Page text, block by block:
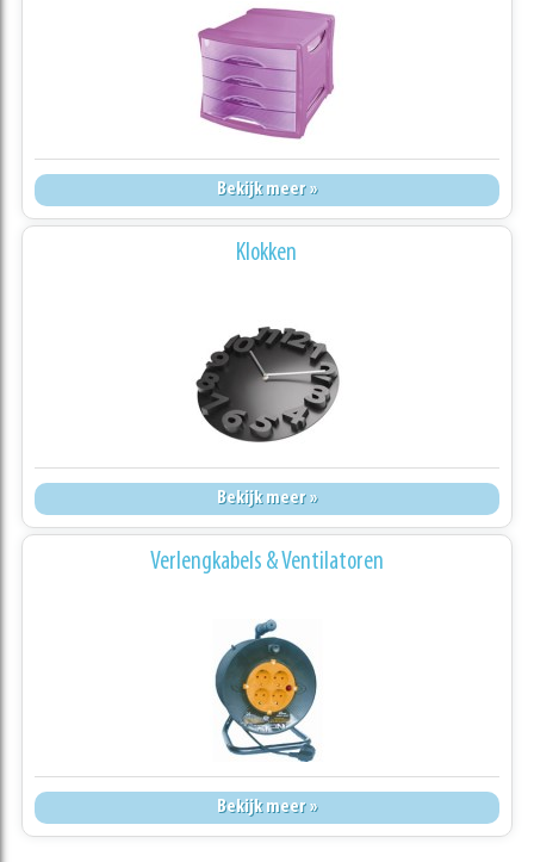
Bekijk meer »
Klokken
Bekijk meer »
Verlengkabels & Ventilatoren
Bekijk meer »